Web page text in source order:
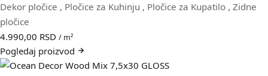
Dekor pločice , Pločice za Kuhinju , Pločice za Kupatilo , Zidne
pločice
4.990,00 RSD / m²
Pogledaj proizvod